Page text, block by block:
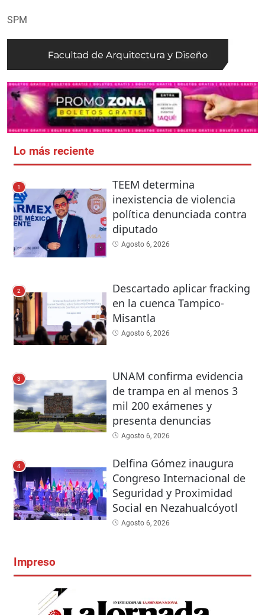
SPM
Lo más reciente
1
TEEM determina
inexistencia de violencia
política denunciada contra
diputado
Agosto 6, 2026
2
Descartado aplicar fracking
en la cuenca Tampico-
Misantla
Agosto 6, 2026
3
UNAM confirma evidencia
de trampa en al menos 3
mil 200 exámenes y
presenta denuncias
Agosto 6, 2026
4
Delfina Gómez inaugura
Congreso Internacional de
Seguridad y Proximidad
Social en Nezahualcóyotl
Agosto 6, 2026
Impreso